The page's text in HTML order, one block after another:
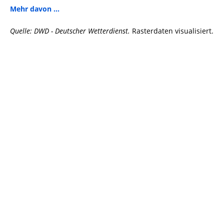
Mehr davon ...
Quelle: DWD - Deutscher Wetterdienst. Rasterdaten visualisiert.